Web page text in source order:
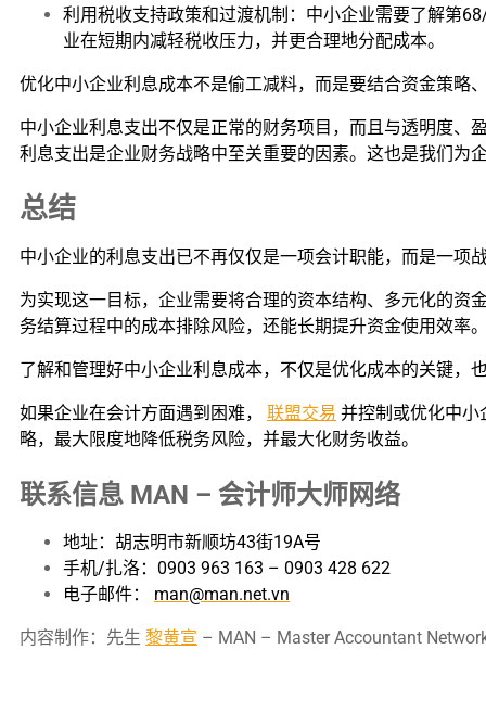
利用税收支持政策和过渡机制：中小企业需要了解第
业在短期内减轻税收压力，并更合理地分配成本。
优化中小企业利息成本不是偷工减料，而是要结合资金策略
中小企业利息支出不仅是正常的财务项目，而且与透明度、
利息支出是企业财务战略中至关重要的因素。这也是我们为
总结
中小企业的利息支出已不再仅仅是一项会计职能，而是一项
为实现这一目标，企业需要将合理的资本结构、多元化的资
务结算过程中的成本排除风险，还能长期提升资金使用效率
了解和管理好中小企业利息成本，不仅是优化成本的关键，
如果企业在会计方面遇到困难， 联盟交易 并控制或优化中
略，最大限度地降低税务风险，并最大化财务收益。
联系信息 MAN – 会计师大师网络
地址：胡志明市新顺坊43街19A号
手机/扎洛：0903 963 163 – 0903 428 622
电子邮件： man@man.net.vn
内容制作：先生 黎黄宣 – MAN – Master Accountant